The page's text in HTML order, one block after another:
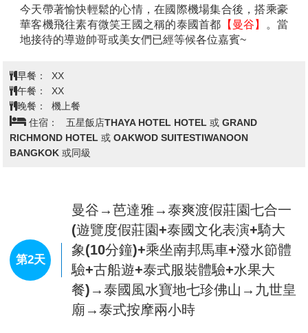
今天帶著愉快輕鬆的心情，在國際機場集合後，搭乘豪
華客機飛往素有微笑王國之稱的泰國首都 【曼谷】
。當
地接待的導遊帥哥或美女們已經等候各位嘉賓~
早餐：
XX
午餐：
XX
晚餐：
機上餐
住宿：
五星飯店THAYA HOTEL HOTEL 或 GRAND
RICHMOND HOTEL 或 OAKWOD SUITESTIWANOON
BANGKOK 或同級
第2天
曼谷→芭達雅→泰爽渡假莊園七合一
(遊覽度假莊園+泰國文化表演+騎大
象(10分鐘)+乘坐南邦馬車+潑水節體
驗+古船遊+泰式服裝體驗+水果大
餐)→泰國風水寶地七珍佛山→九世皇
廟→泰式按摩兩小時